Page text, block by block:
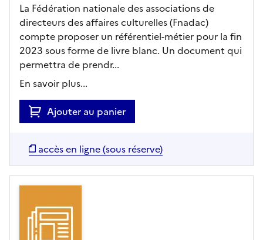
La Fédération nationale des associations de
directeurs des affaires culturelles (Fnadac)
compte proposer un référentiel-métier pour la fin
2023 sous forme de livre blanc. Un document qui
permettra de prendr...
En savoir plus...
Ajouter au panier
accès en ligne (sous réserve)